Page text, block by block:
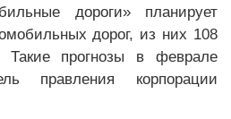
дороги» планирует
дорог, из них 108
прогнозы в феврале
правления корпорации